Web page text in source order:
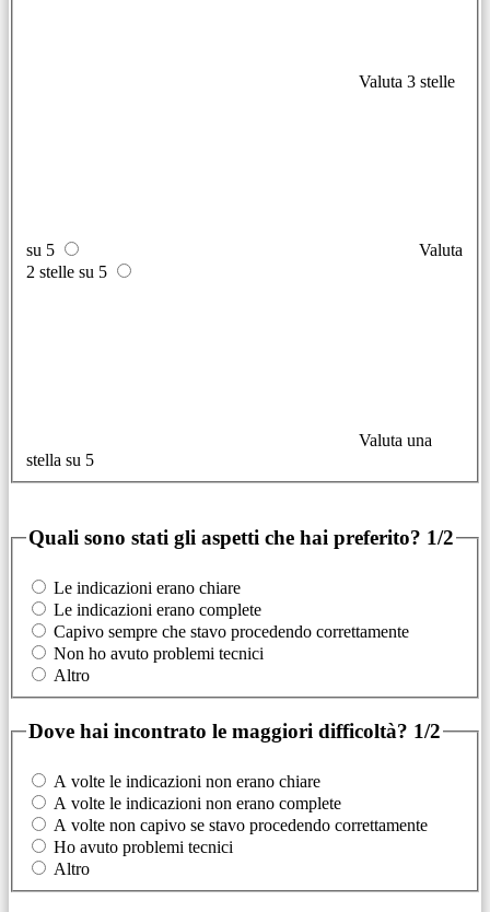
Valuta 3 stelle
su 5
Valuta
2 stelle su 5
Valuta una
stella su 5
Quali sono stati gli aspetti che hai preferito? 1/2
Le indicazioni erano chiare
Le indicazioni erano complete
Capivo sempre che stavo procedendo correttamente
Non ho avuto problemi tecnici
Altro
Dove hai incontrato le maggiori difficoltà? 1/2
A volte le indicazioni non erano chiare
A volte le indicazioni non erano complete
A volte non capivo se stavo procedendo correttamente
Ho avuto problemi tecnici
Altro